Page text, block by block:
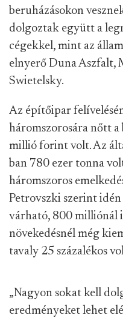
beruházásokon
dolgoztak együtt a
cégekkel, mint az
elnyerő Duna Aszfalt,
Swietelsky.
Az építőipar
háromszorosára nőtt
millió forint volt. Az
ban 780 ezer tonna
háromszoros
Petrovszki szerint
várható, 800 milliónál
növekedésnél még
tavaly 25 százalékos
„Nagyon sokat kell
eredményeket lehet